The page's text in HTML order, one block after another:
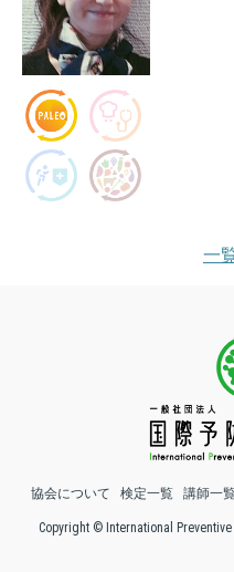
一
協会について 検定一覧 講師一
Copyright © International